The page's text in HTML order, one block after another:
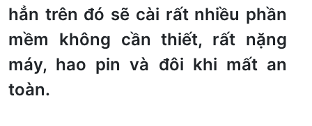
hẳn trên đó sẽ cài rất nhiều phần
mềm không cần thiết, rất nặng
máy, hao pin và đôi khi mất an
toàn.